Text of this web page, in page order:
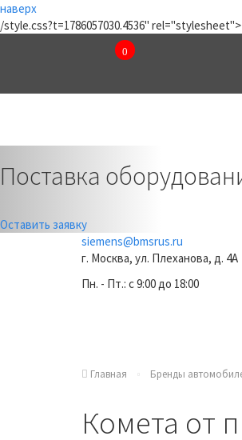
наверх
/style.css?t=1786057030.4536" rel="stylesheet">
0
Поставка
Оставить заявку
siemens@bmsrus.ru
г. Москва, ул. Плеханова, д. 4А
Пн. - Пт.: c 9:00 до 18:00
Главная Бренды
Комета от